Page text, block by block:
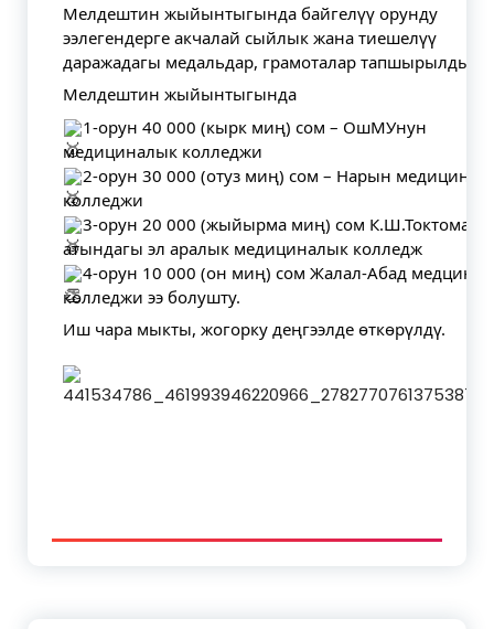
Мелдештин жыйынтыгында байгелүү орунду
ээлегендерге акчалай сыйлык жана тиешелүү
даражадагы медальдар, грамоталар тапшырылды.
Мелдештин жыйынтыгында
1-орун 40 000 (кырк миң) сом – ОшМУнун
медициналык колледжи
2-орун 30 000 (отуз миң) сом – Нарын
колледжи
3-орун 20 000 (жыйырма миң) сом
атындагы эл аралык медициналык колледж
4-орун 10 000 (он миң) сом Жалал-Абад
колледжи ээ болушту.
Иш чара мыкты, жогорку деңгээлде өткөрүлдү.